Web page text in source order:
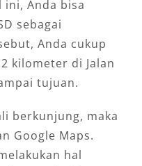
ini, Anda bisa
sebagai
Anda cukup
kilometer di Jalan
tujuan.
berkunjung, maka
Google Maps.
hal